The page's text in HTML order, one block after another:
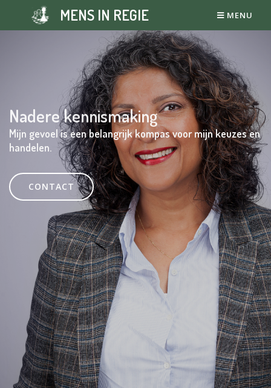
MENS IN REGIE MENU
Nadere kennismaking
Mijn gevoel is een belangrijk kompas voor mijn keuzes en
handelen.
CONTACT